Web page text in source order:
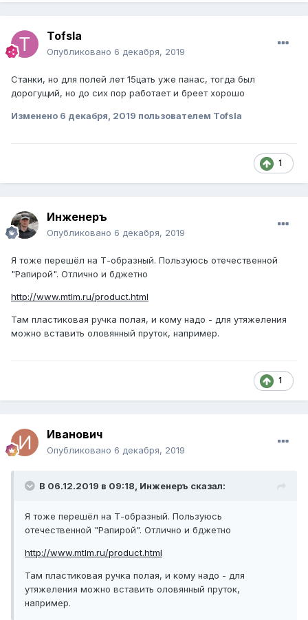
Tofsla
Опубликовано 6 декабря, 2019
Станки, но для полей лет 15цать уже панас, тогда был
дорогущий, но до сих пор работает и бреет хорошо
Изменено 6 декабря, 2019 пользователем Tofsla
1
Инженеръ
Опубликовано 6 декабря, 2019
Я тоже перешёл на Т-образный. Пользуюсь отечественной
"Рапирой". Отлично и бджетно
http://www.mtlm.ru/product.html
Там пластиковая ручка полая, и кому надо - для утяжеления
можно вставить оловянный пруток, например.
1
Иванович
Опубликовано 6 декабря, 2019
В 06.12.2019 в 09:18, Инженеръ сказал:
Я тоже перешёл на Т-образный. Пользуюсь
отечественной "Рапирой". Отлично и бджетно
http://www.mtlm.ru/product.html
Там пластиковая ручка полая, и кому надо - для
утяжеления можно вставить оловянный пруток,
например.